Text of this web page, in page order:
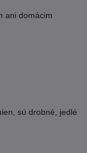
ani domácim
sú drobné, jedlé